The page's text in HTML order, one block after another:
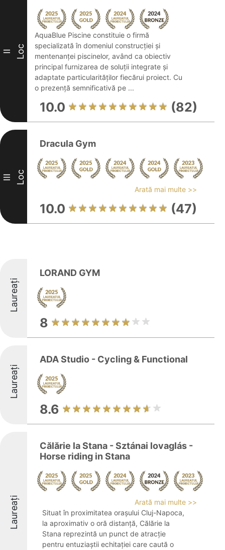
II Loc
AquaBlue Piscine constituie o firmă
specializată în domeniul construcției și
mentenanței piscinelor, având ca obiectiv
principal furnizarea de soluții integrate și
adaptate particularităților fiecărui proiect. Cu
o prezență semnificativă pe ...
10.0 (82)
III Loc
Dracula Gym
Arată mai multe >>
10.0 (47)
Laureați
LORAND GYM
8
Laureați
ADA Studio - Cycling & Functional
8.6
Laureați
Călărie la Stana - Sztánai lovaglás -
Horse riding in Stana
Arată mai multe >>
Situat în proximitatea orașului Cluj-Napoca,
la aproximativ o oră distanță, Călărie la
Stana reprezintă un punct de atracție
pentru entuziaștii echitației care caută o